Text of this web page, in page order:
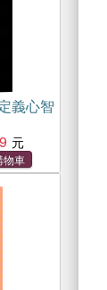
義心智